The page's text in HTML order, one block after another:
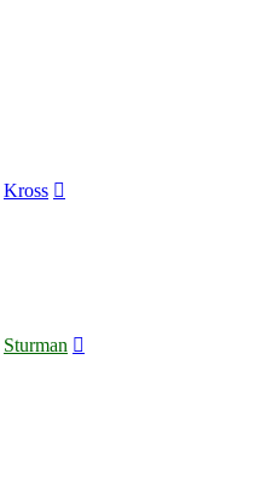
Kross
Sturman